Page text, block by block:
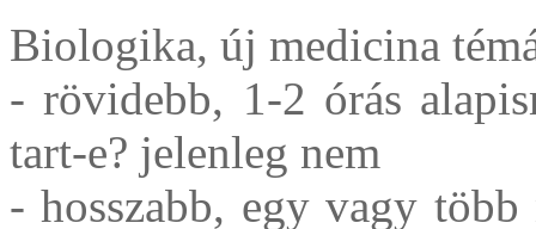
Biologika, új medicina
- rövidebb, 1-2 órás
tart-e? jelenleg nem
- hosszabb, egy vagy